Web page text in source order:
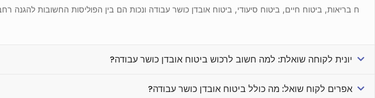
ח בריאות, ביטוח חיים, ביטוח סיעודי, ביטוח אובדן כושר עבודה ונכות הם בין הפוליסות החשובות להגנה
יונית לקוחה שואלת: למה חשוב לרכוש ביטוח אובדן כושר עבודה?
אפרים לקוח שואל: מה כולל ביטוח אובדן כושר עבודה?